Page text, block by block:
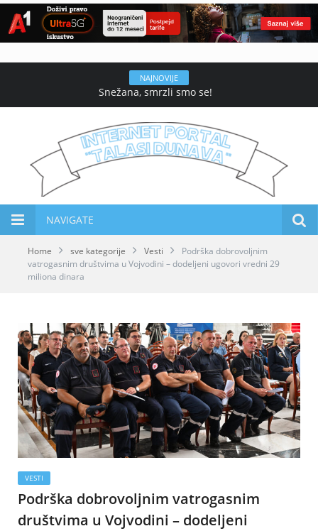
NAJNOVIJE
Snežana, smrzli smo se!
NAVIGATE
Home sve kategorije Vesti
Podrška dobrovoljnim
vatrogasnim društvima u Vojvodini – dodeljeni ugovori vredni 29
miliona dinara
VESTI
Podrška dobrovoljnim vatrogasnim
društvima u Vojvodini – dodeljeni